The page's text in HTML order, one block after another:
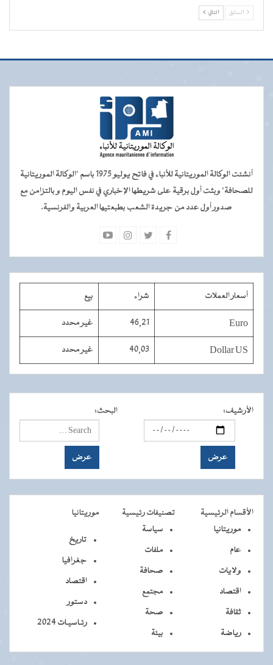
السابق التالي
أنشئت الوكالة الموريتانية للأنباء في فاتح يوليو 1975 باسم "الوكالة الموريتانية
للصحافة" وبثت أول برقية على شريطها الإخباري في نفس اليوم و بالتزامن مع
صدور أول عدد من جريدة الشعب بطبعتيها العربية والفرنسية.
أسعار العملات شراء بيع
Euro
46,21 غير محدد
Dollar US
40,03 غير محدد
الأرشيف: البحث:
الأقسام الرئيسية تصنيفات رئيسية
موريتانيا
موريتانيا
عام
ولايات
اقتصاد
ثقافة
رياضة
سياسة
ملفات
صحافة
مجتمع
صحة
بيئة
تاريخ
جغرافيا
اقتصاد
دستور
رئـاسيـات 2024